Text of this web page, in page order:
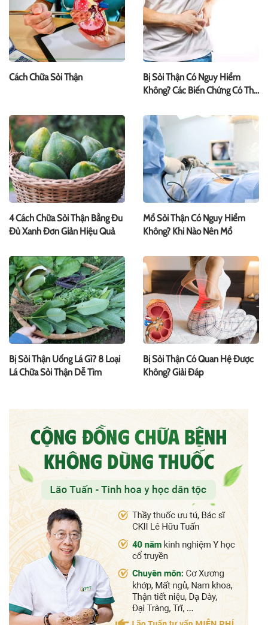
Cách Chữa Sỏi Thận
Bị Sỏi Thận Có Nguy Hiểm
Không? Các Biến Chứng Có Thể
4 Cách Chữa Sỏi Thận Bằng Đu
Đủ Xanh Đơn Giản Hiệu Quả
Mổ Sỏi Thận Có Nguy Hiểm
Không? Khi Nào Nên Mổ
Bị Sỏi Thận Uống Lá Gì? 8 Loại
Lá Chữa Sỏi Thận Dễ Tìm
Bị Sỏi Thận Có Quan Hệ Được
Không? Giải Đáp